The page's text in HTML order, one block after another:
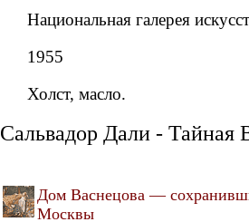
Национальная галерея
1955
Холст, масло.
Сальвадор Дали - Тайная
Дом Васнецова —
Москвы